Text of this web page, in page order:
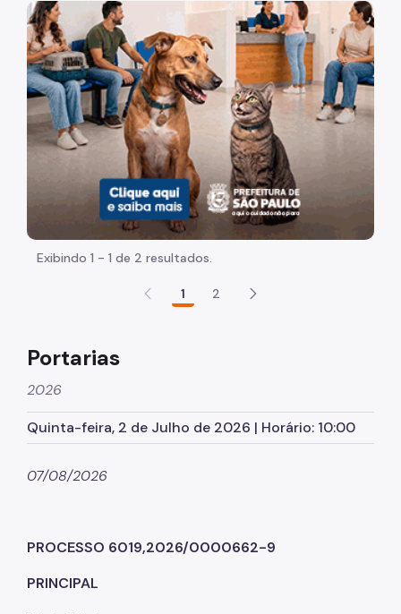
Contratos
Chamamentos
Parcerias
Despachos Autorizatórios
Portarias
Atas de RP
Tabela Referencial
Imagem de um cachorro caramelo e uma gata rajada,
Exibindo 1 - 1 de 2 resultados.
1 2
Portarias
2026
Quinta-feira, 2 de Julho de 2026 | Horário: 10:00
07/08/2026
PROCESSO 6019,2026/0000662-9
PRINCIPAL